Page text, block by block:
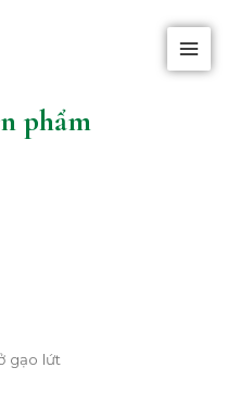
phẩm
gạo lứt